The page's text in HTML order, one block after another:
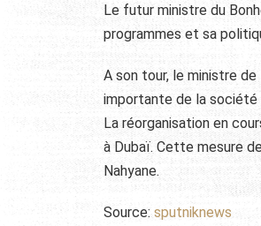
Le futur ministre du
programmes et sa
A son tour, le ministre
importante de la société
La réorganisation en
à Dubaï. Cette mesure
Nahyane.
Source: sputniknews